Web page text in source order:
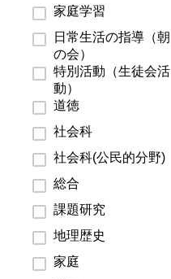
家庭学習
日常生活の指導（朝
の会）
特別活動（生徒会活
動）
道徳
社会科
社会科(公民的分野)
総合
課題研究
地理歴史
家庭